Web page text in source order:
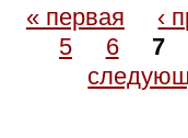
« первая
‹
5
6 7